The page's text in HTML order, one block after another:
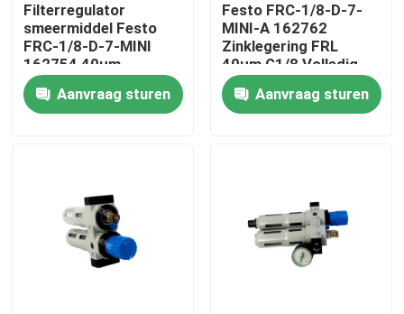
Video's
Filterregulator
smeermiddel Festo
FRC-1/8-D-7-MINI
162754 40μm
Handmatige afvoer
G1/8 0,5-7bar
800L/min Met meting
Aanvraag sturen
Festo FRC-1/8-D-7-
MINI-A 162762
Zinklegering FRL
40μm G1/8 Volledig
automatische afvoer
0,5-7bar Met
drukmeter
Aanvraag sturen